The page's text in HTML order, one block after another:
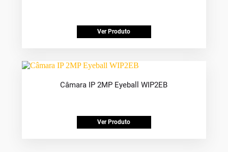
Ver Produto
Câmara IP 2MP Eyeball WIP2EB
Ver Produto